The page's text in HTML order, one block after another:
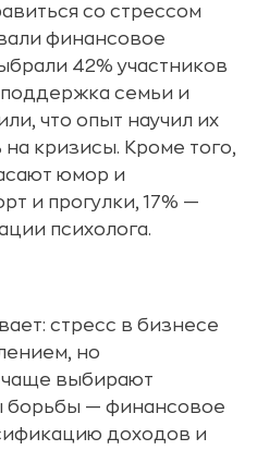
со стрессом
финансовое
42% участников
семьи и
что опыт научил их
кризисы. Кроме того,
юмор и
и прогулки, 17% —
психолога.
стресс в бизнесе
но
выбирают
борьбы — финансовое
доходов и